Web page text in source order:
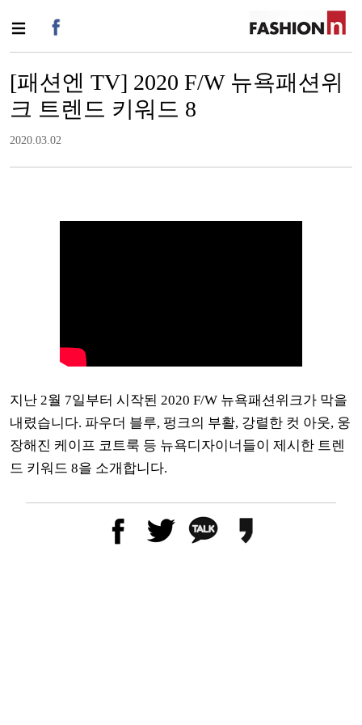
[패션엔 TV] 2020 F/W 뉴욕패션위
크 트렌드 키워드 8
2020.03.02
지난 2월 7일부터 시작된 2020 F/W 뉴욕패션위크가 막을
내렸습니다. 파우더 블루, 펑크의 부활, 강렬한 컷 아웃, 웅
장해진 케이프 코트룩 등 뉴욕디자이너들이 제시한 트렌
드 키워드 8을 소개합니다.